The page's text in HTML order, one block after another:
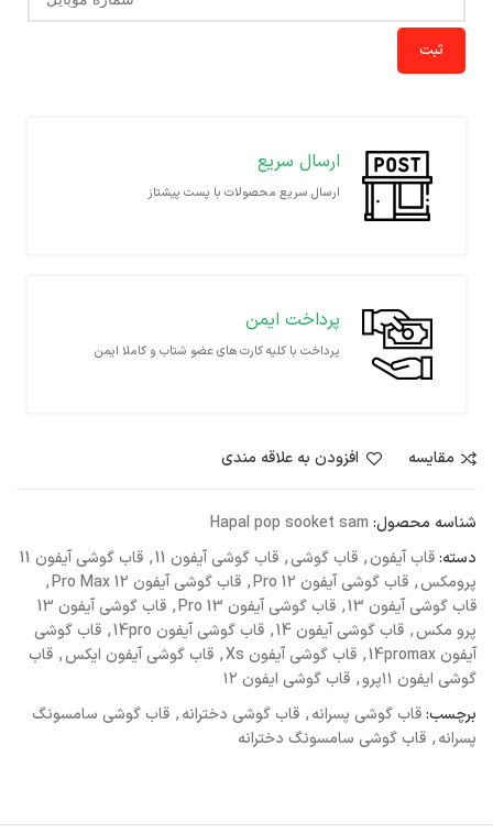
ثبت
ارسال سریع
ارسال سریع محصولات با پست پیشتاز
پرداخت ایمن
پرداخت با کلیه کارت های عضو شتاب و کاملا ایمن
مقايسه افزودن به علاقه مندی
شناسه محصول: Hapal pop sooket sam
دسته:قاب آیفون, قاب گوشی, قاب گوشی آیفون 11 ,
قاب گوشی آیفون 11
پرومکس, قاب گوشی آیفون 12 Pro , قاب گوشی آیفون 12 Pro Max
,
قاب گوشی آیفون 13
, قاب گوشی آیفون 13 Pro ,
قاب گوشی آیفون 13
پرو مکس, قاب گوشی آیفون 14 , قاب گوشی آیفون 14pro , قاب گوشی
آیفون 14promax
, قاب گوشی آیفون Xs , قاب گوشی آیفون ایکس, قاب
گوشی ایفون ۱۱پرو
, قاب گوشی ایفون ۱۲
برچسب:قاب گوشی پسرانه, قاب گوشی دخترانه, قاب گوشی سامسونگ
پسرانه, قاب گوشی سامسونگ دخترانه